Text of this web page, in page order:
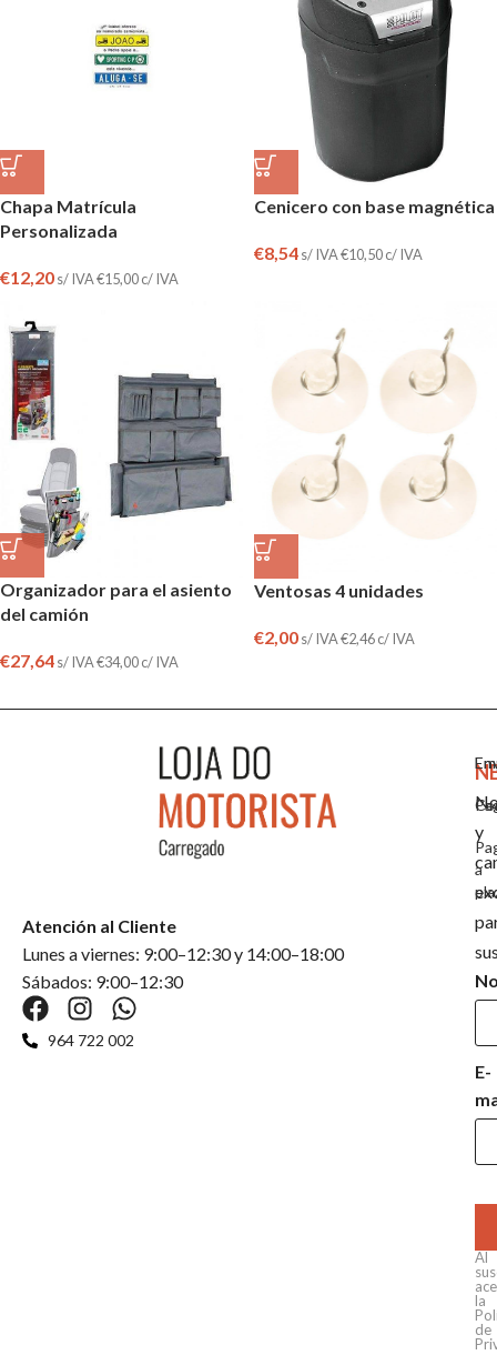
Chapa Matrícula
Personalizada
€12,20s/ IVA€15,00c/ IVA
Cenicero con base magnética
€8,54s/ IVA€10,50c/ IVA
Organizador para el asiento
del camión
€27,64s/ IVA€34,00c/ IVA
Ventosas 4 unidades
€2,00s/ IVA€2,46c/ IVA
a
Atención al Cliente
Lunes a viernes: 9:00–12:30 y 14:00–18:00
Sábados: 9:00–12:30
964 722 002
y
E-
Al
la
de